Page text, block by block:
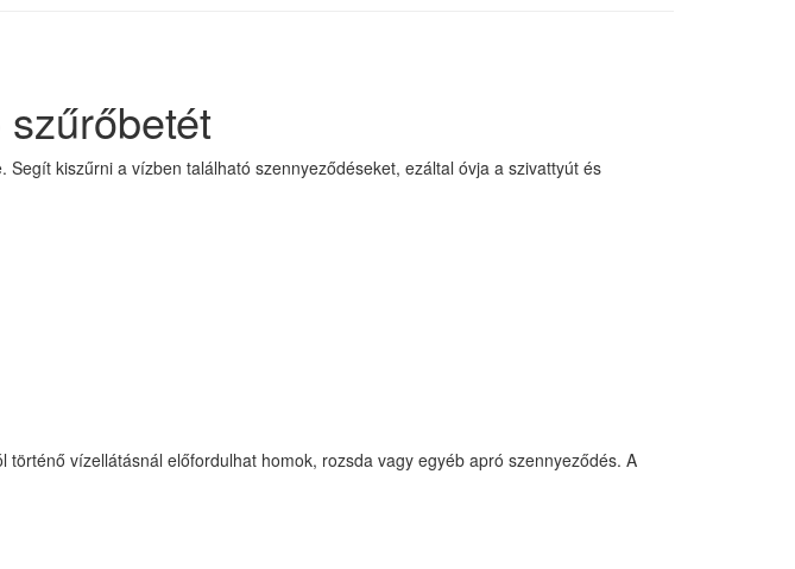
kiszűrni a vízben található szennyeződéseket, ezáltal óvja a szivattyút és
vízellátásnál előfordulhat homok, rozsda vagy egyéb apró szennyeződés. A